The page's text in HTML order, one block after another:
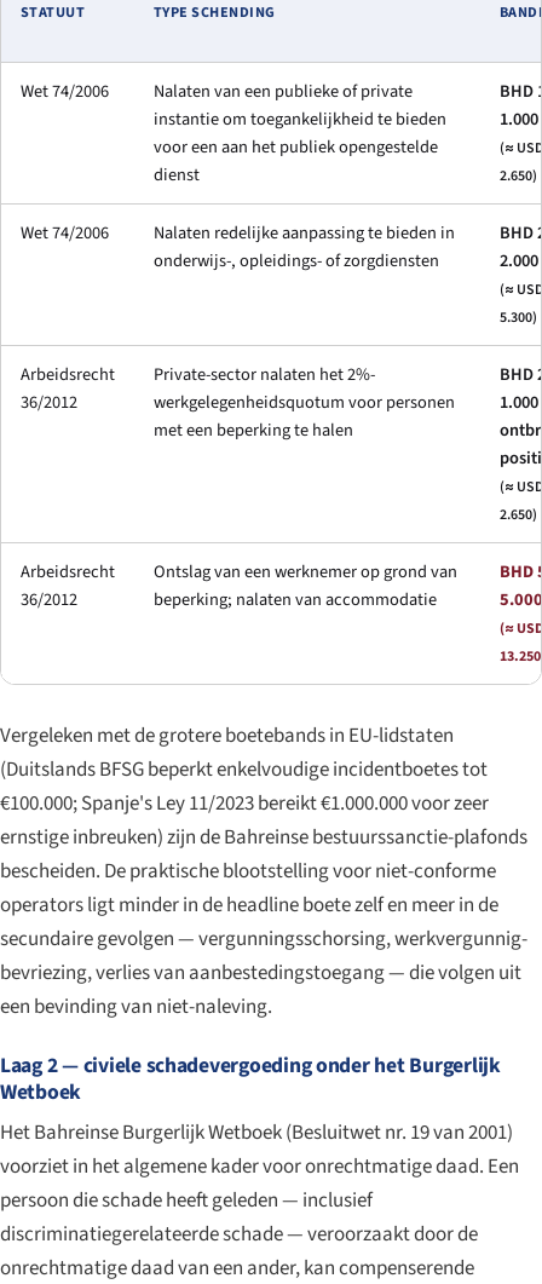
STATUUT TYPE SCHENDING
Wet 74/2006
Nalaten van een publieke of private
instantie om toegankelijkheid te bieden
voor een aan het publiek opengestelde
dienst
BHD
1.000
(≈
2.650)
Wet 74/2006
Nalaten redelijke aanpassing te bieden in
onderwijs-, opleidings- of zorgdiensten
BHD
2.000
(≈
5.300)
Arbeidsrecht
36/2012
Private-sector nalaten het 2%-
werkgelegenheidsquotum voor personen
met een beperking te halen
BHD
(≈
2.650)
Arbeidsrecht
36/2012
Ontslag van een werknemer op grond van
beperking; nalaten van accommodatie
BHD
5.000
(≈
Vergeleken met de grotere boetebands in EU-lidstaten
(Duitslands BFSG beperkt enkelvoudige incidentboetes tot
€100.000; Spanje's Ley 11/2023 bereikt €1.000.000 voor zeer
ernstige inbreuken) zijn de Bahreinse bestuurssanctie-plafonds
bescheiden. De praktische blootstelling voor niet-conforme
operators ligt minder in de headline boete zelf en meer in de
secundaire gevolgen — vergunningsschorsing, werkvergunnig-
bevriezing, verlies van aanbestedingstoegang — die volgen uit
een bevinding van niet-naleving.
Laag 2 — civiele schadevergoeding onder het Burgerlijk
Wetboek
Het Bahreinse Burgerlijk Wetboek (Besluitwet nr. 19 van 2001)
voorziet in het algemene kader voor onrechtmatige daad. Een
persoon die schade heeft geleden — inclusief
discriminatiegerelateerde schade — veroorzaakt door de
onrechtmatige daad van een ander, kan compenserende